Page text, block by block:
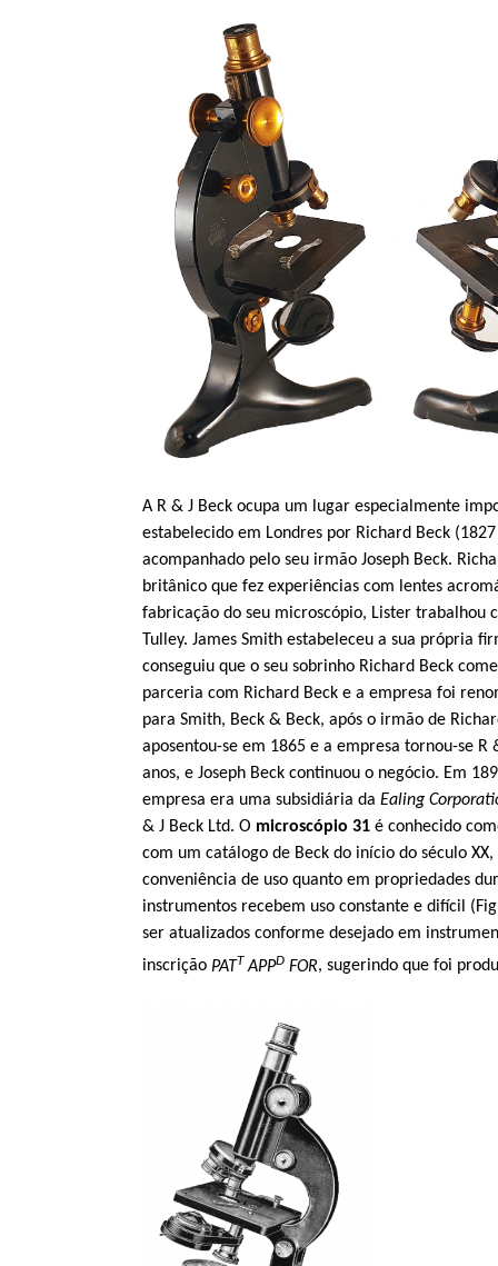
A R & J Beck ocupa um lugar especialmente
estabelecido em Londres por Richard Beck
acompanhado pelo seu irmão Joseph Beck.
britânico que fez experiências com lentes
fabricação do seu microscópio, Lister trabalhou
Tulley. James Smith estabeleceu a sua própria
conseguiu que o seu sobrinho Richard Beck
parceria com Richard Beck e a empresa foi
para Smith, Beck & Beck, após o irmão de
aposentou-se em 1865 e a empresa tornou-se
anos, e Joseph Beck continuou o negócio. Em
empresa era uma subsidiária daEaling
& J Beck Ltd. O microscópio 31 é conhecido
com um catálogo de Beck do início do século
conveniência de uso quanto em propriedades
instrumentos recebem uso constante e difícil
ser atualizados conforme desejado em
inscriçãoPATT APPD FOR, sugerindo que foi